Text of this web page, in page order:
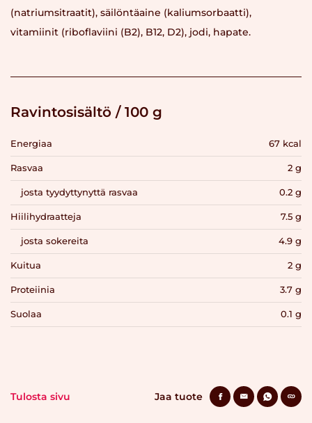
(natriumsitraatit), säilöntäaine (kaliumsorbaatti),
vitamiinit (riboflaviini (B2), B12, D2), jodi, hapate.
Ravintosisältö / 100 g
Energiaa 67 kcal
Rasvaa 2 g
josta tyydyttynyttä rasvaa 0.2 g
Hiilihydraatteja 7.5 g
josta sokereita 4.9 g
Kuitua 2 g
Proteiinia 3.7 g
Suolaa 0.1 g
Tulosta sivu Jaa tuote